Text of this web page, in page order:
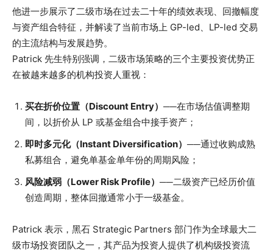
他进一步展示了二级市场在过去二十年的绩效表现、回撤幅度
与资产组合特征，并解读了当前市场上 GP-led、LP-led 交易
的主流结构与发展趋势。
Patrick 先生特别强调，二级市场策略的三个主要投资优势正
在被越来越多的机构投资人重视：
买在折价位置（Discount Entry） ──在市场估值调整期
间，以折价从 LP 或基金组合中接手资产；
即时多元化（Instant Diversification） ──通过收购成熟
私募组合，避免单基金单年份的周期风险；
风险减弱（Lower Risk Profile） ──二级资产已经历价值
创造周期，整体回撤通常小于一级基金。
Patrick 表示，黑石 Strategic Partners 部门作为全球最大二
级市场投资团队之一，其产品为投资人提供了机构级投资流